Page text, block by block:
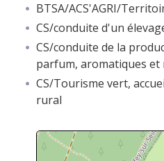
BTSA/ACS'AGRI/
CS/conduite d'un
CS/conduite de la
parfum, aromatiques et
CS/Tourisme vert,
rural